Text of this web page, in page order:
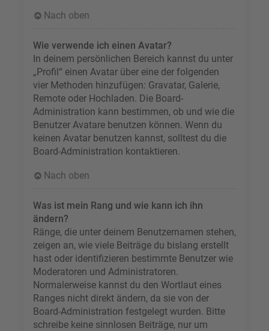
Nach oben
Wie verwende ich einen Avatar?
In deinem persönlichen Bereich kannst du unter
„Profil“ einen Avatar über eine der folgenden
vier Methoden hinzufügen: Gravatar, Galerie,
Remote oder Hochladen. Die Board-
Administration kann bestimmen, ob und wie die
Benutzer Avatare benutzen können. Wenn du
keinen Avatar benutzen kannst, solltest du die
Board-Administration kontaktieren.
Nach oben
Was ist mein Rang und wie kann ich ihn
ändern?
Ränge, die unter deinem Benutzernamen stehen,
zeigen an, wie viele Beiträge du bislang erstellt
hast oder identifizieren bestimmte Benutzer wie
Moderatoren und Administratoren.
Normalerweise kannst du den Wortlaut eines
Ranges nicht direkt ändern, da sie von der
Board-Administration festgelegt wurden. Bitte
schreibe keine sinnlosen Beiträge, nur um